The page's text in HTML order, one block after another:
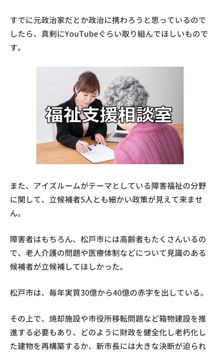
すでに元政治家だとか政治に携わろうと思っているので
したら、真剣にYouTubeぐらい取り組んでほしいもので
す。
また、アイズルームがテーマとしている障害福祉の分野
に関して、立候補者5人とも細かい政策が見えて来ませ
ん。
障害者はもちろん、松戸市には高齢者もたくさんいるの
で、老人介護の問題や医療体制などについて見識のある
候補者が立候補してほしかった。
松戸市は、毎年実質30億から40億の赤字を出している。
その上で、焼却施設や市役所移転問題など箱物建設を推
進する必要もあり、どのように財政を健全化し老朽化し
た建物を再構築するか、新市長には大きな決断が迫られ